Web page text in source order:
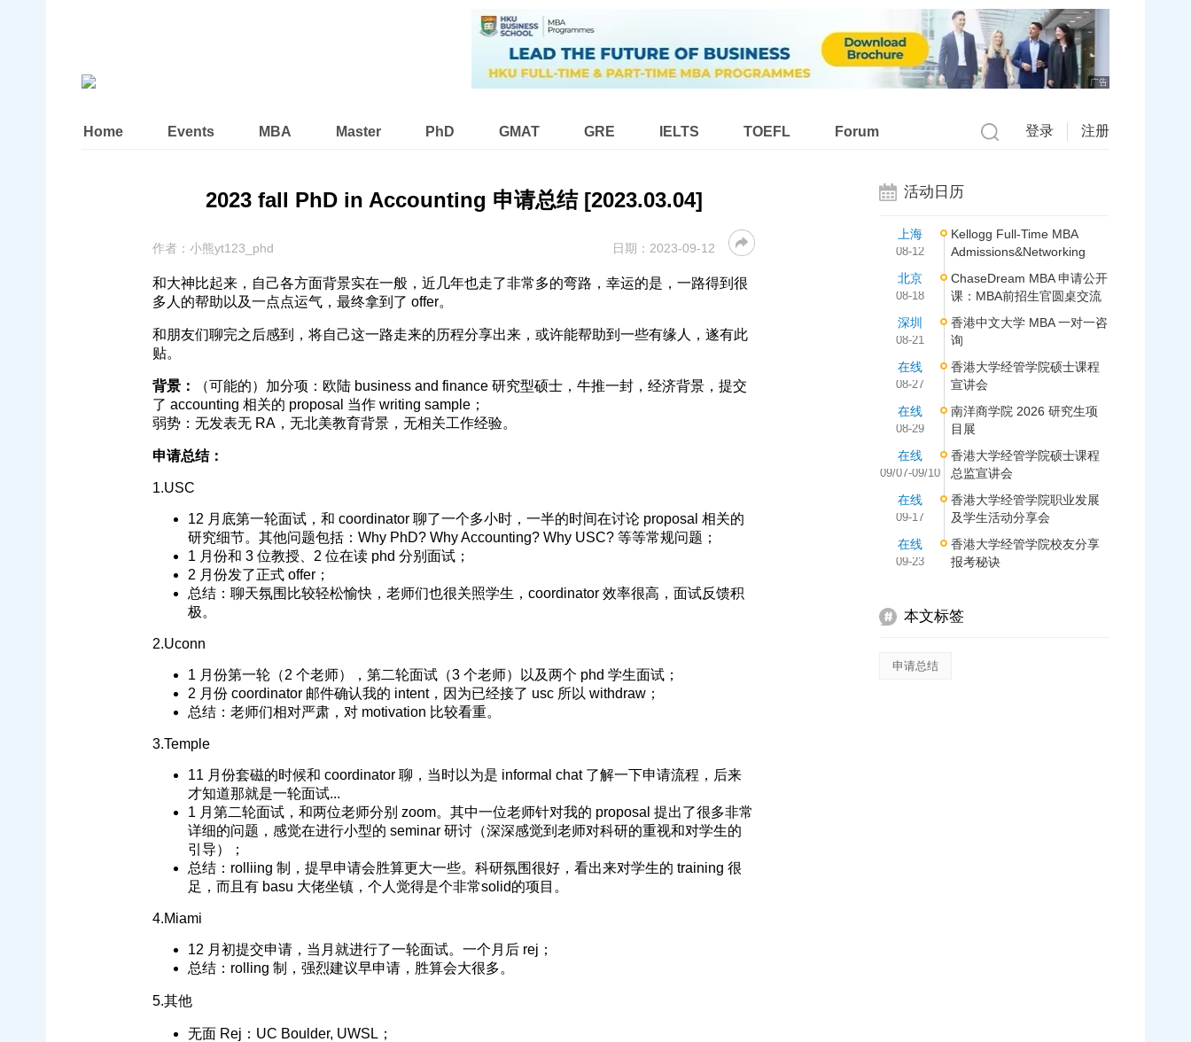
广告
Home Events MBA Master PhD GMAT GRE IELTS TOEFL Forum 登录 注册
2023 fall PhD in Accounting 申请总结 [2023.03.04]
作者： 小熊yt123_phd 日期： 2023-09-12
和大神比起来，自己各方面背景实在一般，近几年也走了非常多的弯路，幸运的是，一路得到很
多人的帮助以及一点点运气，最终拿到了 offer。
和朋友们聊完之后感到，将自己这一路走来的历程分享出来，或许能帮助到一些有缘人，遂有此
贴。
背景：
（可能的）加分项：欧陆 business and finance 研究型硕士，牛推一封，经济背景，提交
了 accounting 相关的 proposal 当作 writing sample；
弱势：无发表无 RA，无北美教育背景，无相关工作经验。
申请总结：
1.USC
12 月底第一轮面试，和 coordinator 聊了一个多小时，一半的时间在讨论 proposal 相关的
研究细节。其他问题包括：Why PhD? Why Accounting? Why USC? 等等常规问题；
1 月份和 3 位教授、2 位在读 phd 分别面试；
2 月份发了正式 offer；
总结：聊天氛围比较轻松愉快，老师们也很关照学生，coordinator 效率很高，面试反馈积
极。
2.Uconn
1 月份第一轮（2 个老师），第二轮面试（3 个老师）以及两个 phd 学生面试；
2 月份 coordinator 邮件确认我的 intent，因为已经接了 usc 所以 withdraw；
总结：老师们相对严肃，对 motivation 比较看重。
3.Temple
11 月份套磁的时候和 coordinator 聊，当时以为是 informal chat 了解一下申请流程，后来
才知道那就是一轮面试...
1 月第二轮面试，和两位老师分别 zoom。其中一位老师针对我的 proposal 提出了很多非常
详细的问题，感觉在进行小型的 seminar 研讨（深深感觉到老师对科研的重视和对学生的
引导）；
总结：rolliing 制，提早申请会胜算更大一些。科研氛围很好，看出来对学生的 training 很
足，而且有 basu 大佬坐镇，个人觉得是个非常solid的项目。
4.Miami
12 月初提交申请，当月就进行了一轮面试。一个月后 rej；
总结：rolling 制，强烈建议早申请，胜算会大很多。
5.其他
无面 Rej：UC Boulder, UWSL；
活动日历
上海
08-12
Kellogg Full-Time MBA
Admissions&Networking
北京
08-18
ChaseDream MBA 申请公开
课：MBA前招生官圆桌交流
深圳
08-21
香港中文大学 MBA 一对一咨
询
在线
08-27
香港大学经管学院硕士课程
宣讲会
在线
08-29
南洋商学院 2026 研究生项
目展
在线
09/07-09/10
香港大学经管学院硕士课程
总监宣讲会
在线
09-17
香港大学经管学院职业发展
及学生活动分享会
在线
09-23
香港大学经管学院校友分享
报考秘诀
本文标签
申请总结